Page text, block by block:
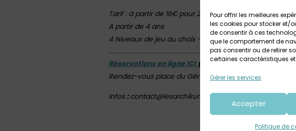
Pour offrir les meilleures
les cookies pour stocker et/
de consentir à ces
que le comportement de
pas consentir ou de retirer
certaines caractéristiques
Gérer les services
Accepter
Politique de
Tarif : à partir de 16€ pour 2 personnes
A partir de 4 ans
4 Niveaux de jeu au choix – Durée moyenne : 1h30 à 2h
Réservations en ligne ICI (pas de règlement sur
Rendez-vous place du Général de Gaulle
Infos :contact@lesarchikurieux.fr
Retrouvez ICI